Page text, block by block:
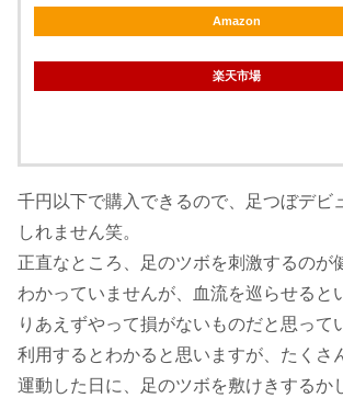
Amazon
楽天市場
千円以下で購入できるので、足つぼデビ
しれません笑。
正直なところ、足のツボを刺激するのが
わかっていませんが、血流を巡らせると
りあえずやって損がないものだと思って
利用するとわかると思いますが、たくさ
運動した日に、足のツボを敷けきするか